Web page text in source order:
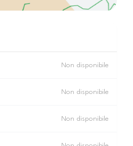
Non disponibile
Non disponibile
Non disponibile